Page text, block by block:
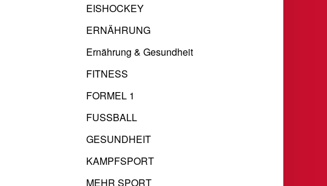
EISHOCKEY
ERNÄHRUNG
Ernährung & Gesundheit
FITNESS
FORMEL 1
FUSSBALL
GESUNDHEIT
KAMPFSPORT
MEHR SPORT